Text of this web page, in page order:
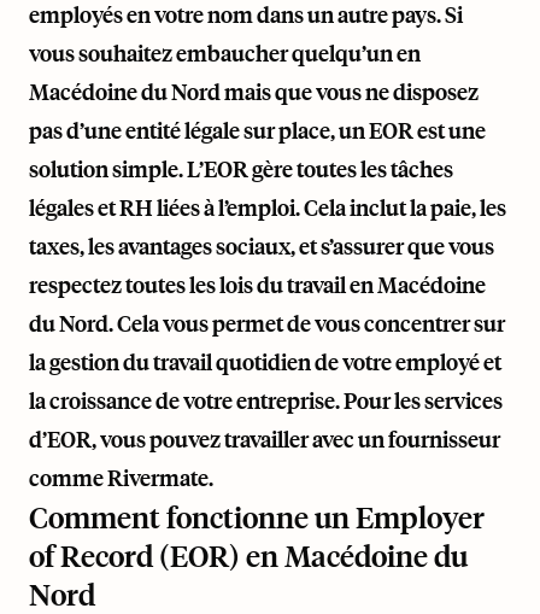
employés en votre nom dans un autre pays. Si
vous souhaitez embaucher quelqu’un en
Macédoine du Nord mais que vous ne disposez
pas d’une entité légale sur place, un EOR est une
solution simple. L’EOR gère toutes les tâches
légales et RH liées à l’emploi. Cela inclut la paie, les
taxes, les avantages sociaux, et s’assurer que vous
respectez toutes les lois du travail en Macédoine
du Nord. Cela vous permet de vous concentrer sur
la gestion du travail quotidien de votre employé et
la croissance de votre entreprise. Pour les services
d’EOR, vous pouvez travailler avec un fournisseur
commeRivermate.
Comment fonctionne un Employer
of Record (EOR) en Macédoine du
Nord